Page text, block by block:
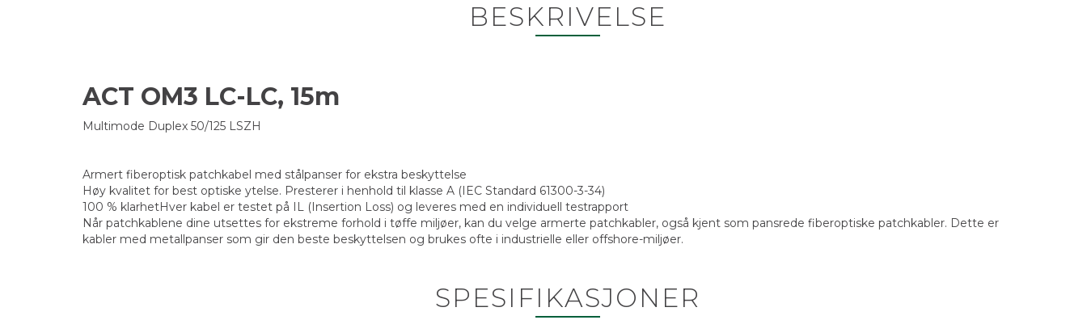
BESKRIVELSE
ACT OM3 LC-LC, 15m
Multimode Duplex 50/125 LSZH
Armert fiberoptisk patchkabel med stålpanser for ekstra beskyttelse
Høy kvalitet for best optiske ytelse. Presterer i henhold til klasse A (IEC Standard 61300-3-34)
100 % klarhetHver kabel er testet på IL (Insertion Loss) og leveres med en individuell testrapport
Når patchkablene dine utsettes for ekstreme forhold i tøffe miljøer, kan du velge armerte patchkabler, også kjent som pansrede fiberoptiske patchkabler. Dette er
kabler med metallpanser som gir den beste beskyttelsen og brukes ofte i industrielle eller offshore-miljøer.
SPESIFIKASJONER